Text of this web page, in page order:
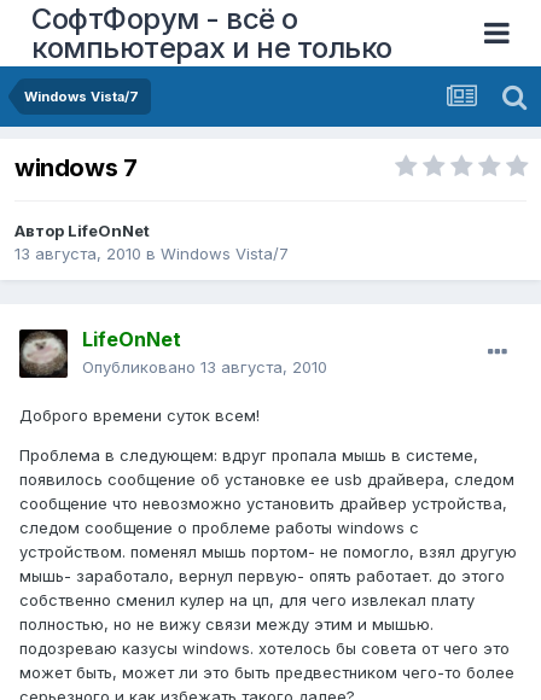
СофтФорум - всё о
компьютерах и не только
Windows Vista/7
windows 7
Автор LifeOnNet
13 августа, 2010 в Windows Vista/7
LifeOnNet
Опубликовано 13 августа, 2010
Доброго времени суток всем!
Проблема в следующем: вдруг пропала мышь в системе,
появилось сообщение об установке ее usb драйвера, следом
сообщение что невозможно установить драйвер устройства,
следом сообщение о проблеме работы windows с
устройством. поменял мышь портом- не помогло, взял другую
мышь- заработало, вернул первую- опять работает. до этого
собственно сменил кулер на цп, для чего извлекал плату
полностью, но не вижу связи между этим и мышью.
подозреваю казусы windows. хотелось бы совета от чего это
может быть, может ли это быть предвестником чего-то более